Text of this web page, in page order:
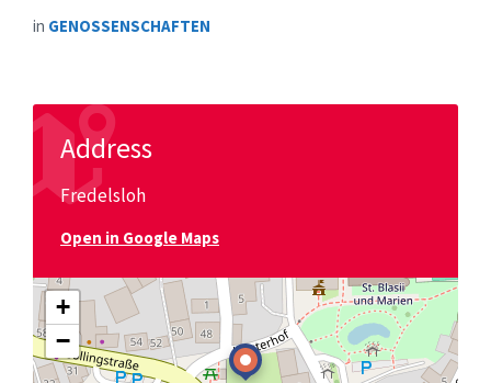
in GENOSSENSCHAFTEN
Address
Fredelsloh
Open in Google Maps
+
−